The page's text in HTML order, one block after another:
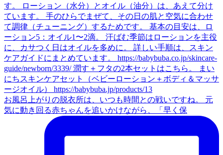
お風呂上がりの脱衣所は、いつも時間との戦いですね。 元
気に動き回る赤ちゃんを追いかけながら、「早く保